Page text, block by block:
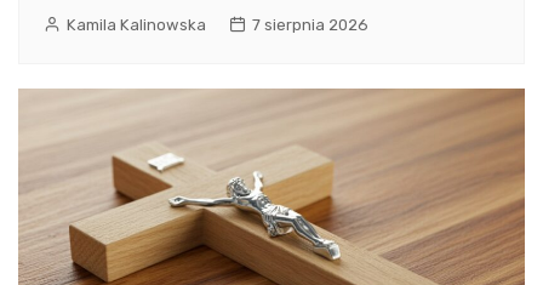
Kamila Kalinowska 7 sierpnia 2026